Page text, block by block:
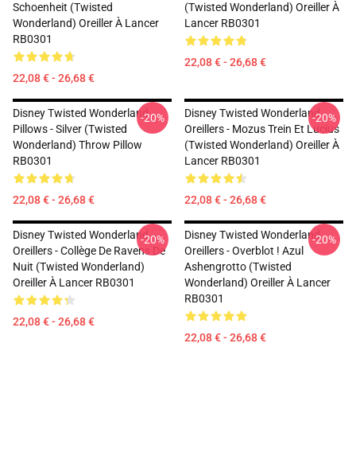
Schoenheit (Twisted
Wonderland) Oreiller À Lancer
RB0301
22,08 € - 26,68 €
(Twisted Wonderland) Oreiller À
Lancer RB0301
22,08 € - 26,68 €
Disney Twisted Wonderland
Pillows - Silver (Twisted
Wonderland) Throw Pillow
RB0301
22,08 € - 26,68 €
-20%
Disney Twisted Wonderland
Oreillers - Mozus Trein Et Lucius
(Twisted Wonderland) Oreiller À
Lancer RB0301
22,08 € - 26,68 €
-20%
Disney Twisted Wonderland
Oreillers - Collège De Ravens De
Nuit (Twisted Wonderland)
Oreiller À Lancer RB0301
22,08 € - 26,68 €
-20%
Disney Twisted Wonderland
Oreillers - Overblot ! Azul
Ashengrotto (Twisted
Wonderland) Oreiller À Lancer
RB0301
22,08 € - 26,68 €
-20%